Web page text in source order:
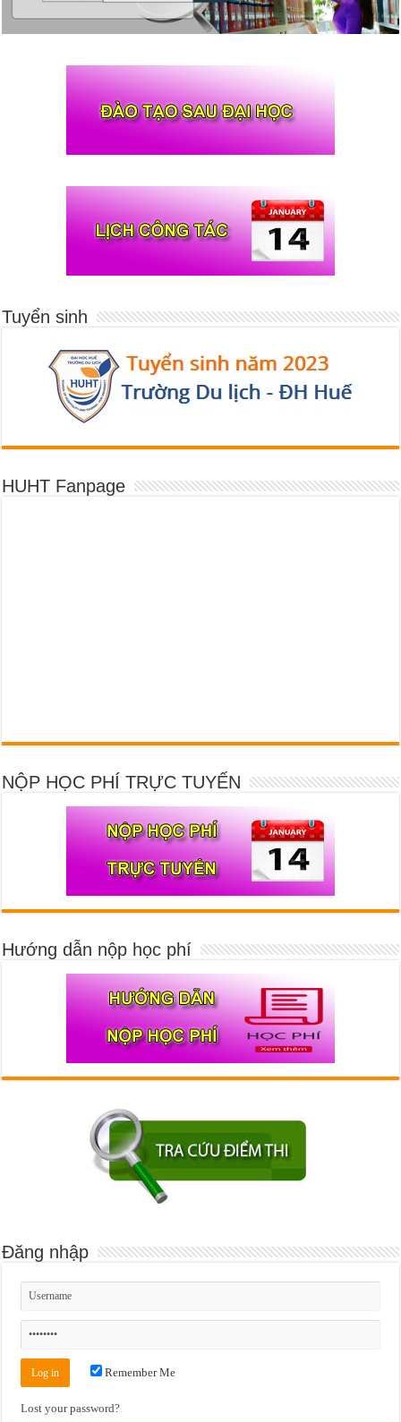
Tuyển sinh
HUHT Fanpage
NỘP HỌC PHÍ TRỰC TUYẾN
Hướng dẫn nộp học phí
Đăng nhập
Remember Me
Lost your password?